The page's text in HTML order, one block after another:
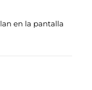
en la pantalla